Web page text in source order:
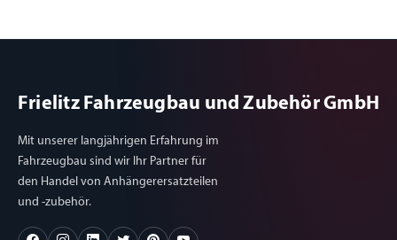
Frielitz Fahrzeugbau und Zubehör GmbH
Mit unserer langjährigen Erfahrung im
Fahrzeugbau sind wir Ihr Partner für
den Handel von Anhängerersatzteilen
und -zubehör.